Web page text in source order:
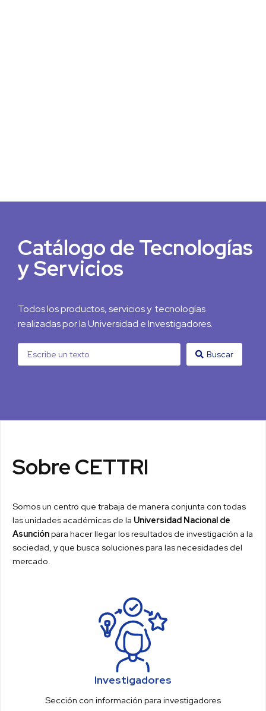
Catálogo de Tecnologías
y Servicios
Todos los productos, servicios y tecnologías
realizadas por la Universidad e Investigadores.
Buscar
Sobre CETTRI
Somos un centro que trabaja de manera conjunta con todas
las unidades académicas de la Universidad Nacional de
Asunciónpara hacer llegar los resultados de investigación a la
sociedad, y que busca soluciones para las necesidades del
mercado.
Investigadores
Sección con información para investigadores